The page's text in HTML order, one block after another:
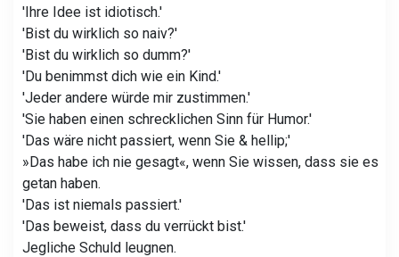
'Ihre Idee ist idiotisch.'
'Bist du wirklich so naiv?'
'Bist du wirklich so dumm?'
'Du benimmst dich wie ein Kind.'
'Jeder andere würde mir zustimmen.'
'Sie haben einen schrecklichen Sinn für Humor.'
'Das wäre nicht passiert, wenn Sie & hellip;'
»Das habe ich nie gesagt«, wenn Sie wissen, dass sie es
getan haben.
'Das ist niemals passiert.'
'Das beweist, dass du verrückt bist.'
Jegliche Schuld leugnen.